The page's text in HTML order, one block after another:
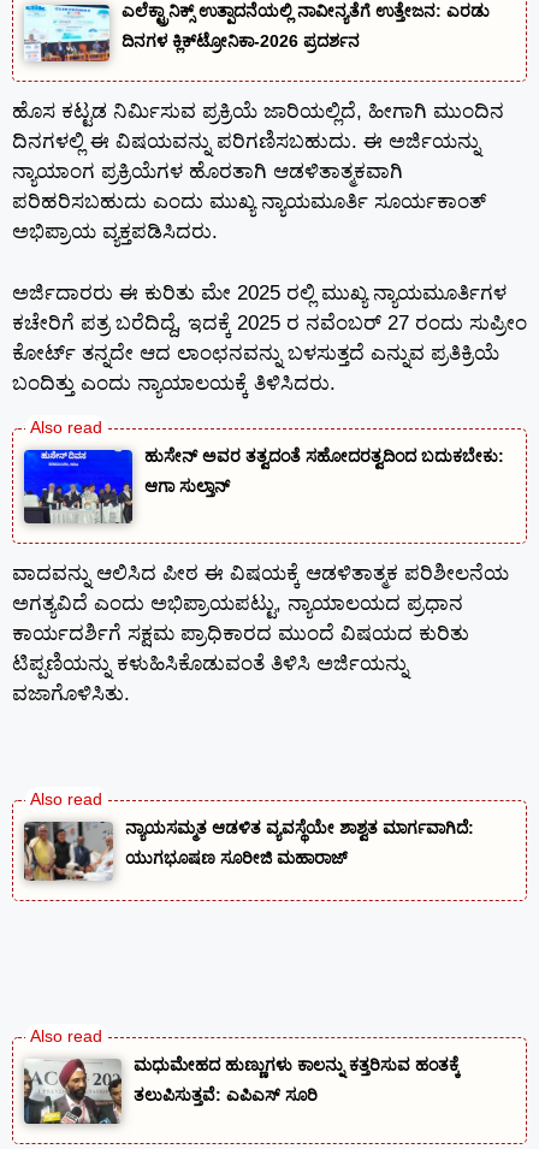
ಎಲೆಕ್ಟ್ರಾನಿಕ್ಸ್ ಉತ್ಪಾದನೆಯಲ್ಲಿ ನಾವೀನ್ಯತೆಗೆ ಉತ್ತೇಜನ: ಎರಡು
ದಿನಗಳ ಕ್ಲಿಕ್‌ಟ್ರೋನಿಕಾ-2026 ಪ್ರದರ್ಶನ
ಹೊಸ ಕಟ್ಟಡ ನಿರ್ಮಿಸುವ ಪ್ರಕ್ರಿಯೆ ಜಾರಿಯಲ್ಲಿದೆ, ಹೀಗಾಗಿ ಮುಂದಿನ
ದಿನಗಳಲ್ಲಿ ಈ ವಿಷಯವನ್ನು ಪರಿಗಣಿಸಬಹುದು. ಈ ಅರ್ಜಿಯನ್ನು
ನ್ಯಾಯಾಂಗ ಪ್ರಕ್ರಿಯೆಗಳ ಹೊರತಾಗಿ ಆಡಳಿತಾತ್ಮಕವಾಗಿ
ಪರಿಹರಿಸಬಹುದು ಎಂದು ಮುಖ್ಯ ನ್ಯಾಯಮೂರ್ತಿ ಸೂರ್ಯಕಾಂತ್
ಅಭಿಪ್ರಾಯ ವ್ಯಕ್ತಪಡಿಸಿದರು.
ಅರ್ಜಿದಾರರು ಈ ಕುರಿತು ಮೇ 2025 ರಲ್ಲಿ ಮುಖ್ಯ ನ್ಯಾಯಮೂರ್ತಿಗಳ
ಕಚೇರಿಗೆ ಪತ್ರ ಬರೆದಿದ್ದೆ, ಇದಕ್ಕೆ 2025 ರ ನವೆಂಬರ್ 27 ರಂದು ಸುಪ್ರೀಂ
ಕೋರ್ಟ್ ತನ್ನದೇ ಆದ ಲಾಂಛನವನ್ನು ಬಳಸುತ್ತದೆ ಎನ್ನುವ ಪ್ರತಿಕ್ರಿಯೆ
ಬಂದಿತ್ತು ಎಂದು ನ್ಯಾಯಾಲಯಕ್ಕೆ ತಿಳಿಸಿದರು.
ಹುಸೇನ್‌ ಅವರ ತತ್ವದಂತೆ ಸಹೋದರತ್ವದಿಂದ ಬದುಕಬೇಕು:
ಆಗಾ ಸುಲ್ತಾನ್
ವಾದವನ್ನು ಆಲಿಸಿದ ಪೀಠ ಈ ವಿಷಯಕ್ಕೆ ಆಡಳಿತಾತ್ಮಕ ಪರಿಶೀಲನೆಯ
ಅಗತ್ಯವಿದೆ ಎಂದು ಅಭಿಪ್ರಾಯಪಟ್ಟು, ನ್ಯಾಯಾಲಯದ ಪ್ರಧಾನ
ಕಾರ್ಯದರ್ಶಿಗೆ ಸಕ್ಷಮ ಪ್ರಾಧಿಕಾರದ ಮುಂದೆ ವಿಷಯದ ಕುರಿತು
ಟಿಪ್ಪಣಿಯನ್ನು ಕಳುಹಿಸಿಕೊಡುವಂತೆ ತಿಳಿಸಿ ಅರ್ಜಿಯನ್ನು
ವಜಾಗೊಳಿಸಿತು.
ನ್ಯಾಯಸಮ್ಮತ ಆಡಳಿತ ವ್ಯವಸ್ಥೆಯೇ ಶಾಶ್ವತ ಮಾರ್ಗವಾಗಿದೆ:
ಯುಗಭೂಷಣ ಸೂರೀಜಿ ಮಹಾರಾಜ್‌
ಮಧುಮೇಹದ ಹುಣ್ಣುಗಳು ಕಾಲನ್ನು ಕತ್ತರಿಸುವ ಹಂತಕ್ಕೆ
ತಲುಪಿಸುತ್ತವೆ: ಎಪಿಎಸ್ ಸೂರಿ